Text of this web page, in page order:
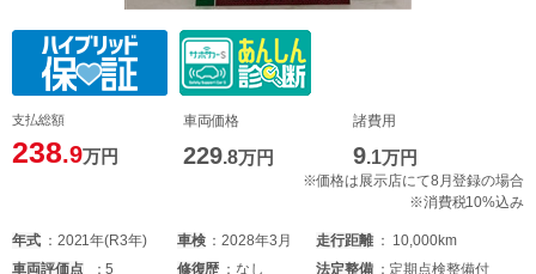
支払総額
238.9万円
車両価格
229.8万円
諸費用
9.1万円
※価格は展示店にて8月登録の場合
※消費税10%込み
年式 2021年(R3年) 車検 2028年3月 走行距離
10,000km
車両評価点 5 修復歴 なし 法定整備 定期点検整備付